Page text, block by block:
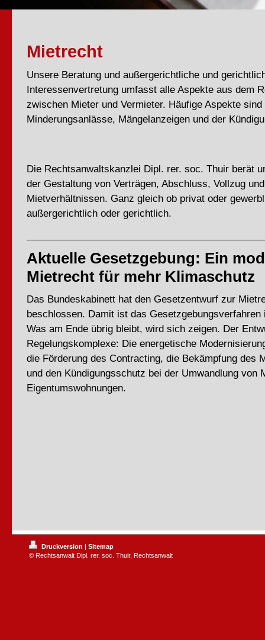
Mietrecht
Unsere Beratung und außergerichtliche und
Interessenvertretung umfasst alle Aspekte aus dem
zwischen Mieter und Vermieter. Häufige Aspekte
Minderungsanlässe, Mängelanzeigen und der
Die Rechtsanwaltskanzlei Dipl. rer. soc. Thuir berät
der Gestaltung von Verträgen, Abschluss, Vollzug
Mietverhältnissen. Ganz gleich ob privat oder
außergerichtlich oder gerichtlich.
Aktuelle Gesetzgebung: Ein
Mietrecht für mehr Klimaschutz
Das Bundeskabinett hat den Gesetzentwurf zur
beschlossen. Damit ist das Gesetzgebungsverfahren
Was am Ende übrig bleibt, wird sich zeigen. Der
Regelungskomplexe: Die energetische
die Förderung des Contracting, die Bekämpfung des
und den Kündigungsschutz bei der Umwandlung von
Eigentumswohnungen.
Druckversion | Sitemap
© Rechtsanwalt Dipl. rer. soc. Thuir, Rechtsanwalt